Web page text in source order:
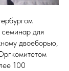
для
двоеборью,
100